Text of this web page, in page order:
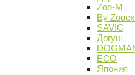
Zoo-M
By
SAVIC
Догуш
ECO
Япония